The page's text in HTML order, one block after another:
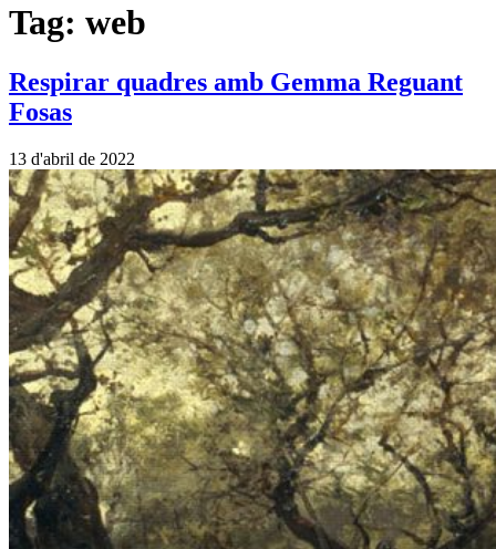
Tag: web
Respirar quadres amb Gemma Reguant
Fosas
13 d'abril de 2022